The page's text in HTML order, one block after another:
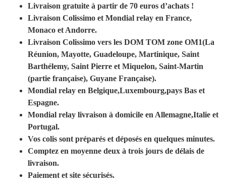
Livraison gratuite à partir de 70 euros d’achats !
Livraison Colissimo et Mondial relay en France,
Monaco et Andorre.
Livraison Colissimo vers les DOM TOM zone OM1(La
Réunion, Mayotte, Guadeloupe, Martinique, Saint
Barthélemy, Saint Pierre et Miquelon, Saint-Martin
(partie française), Guyane Française).
Mondial relay en Belgique,Luxembourg,pays Bas et
Espagne.
Mondial relay livraison à domicile en Allemagne,Italie et
Portugal.
Vos colis sont préparés et déposés en quelques minutes.
Comptez en moyenne deux à trois jours de délais de
livraison.
Paiement et site sécurisés.